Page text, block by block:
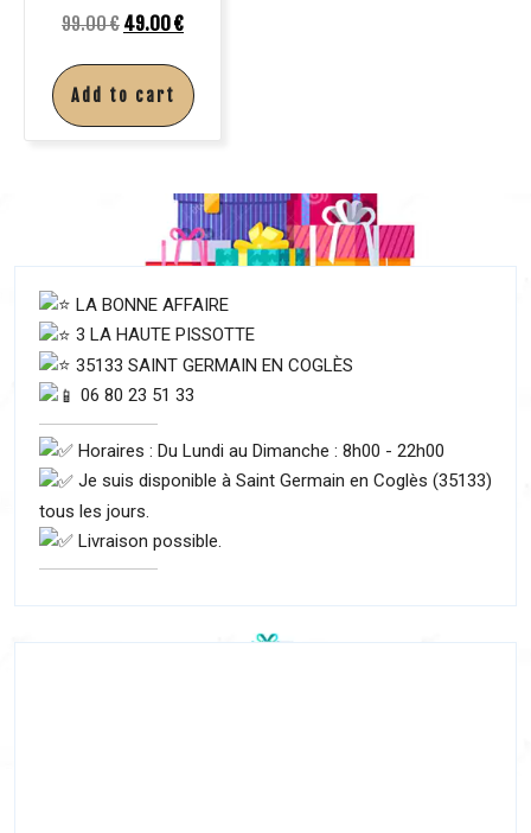
99.00€ 49.00€
Add to cart
LA BONNE AFFAIRE
3 LA HAUTE PISSOTTE
35133 SAINT GERMAIN EN COGLÈS
06 80 23 51 33
Horaires : Du Lundi au Dimanche : 8h00 - 22h00
Je suis disponible à Saint Germain en Coglès (35133)
tous les jours.
Livraison possible.